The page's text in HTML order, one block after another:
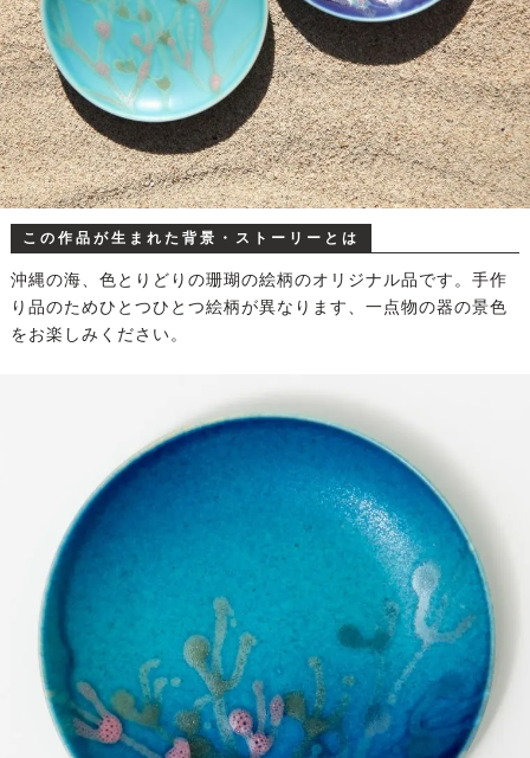
この作品が生まれた背景・ストーリーとは
沖縄の海、色とりどりの珊瑚の絵柄のオリジナル品です。手作
り品のためひとつひとつ絵柄が異なります、一点物の器の景色
をお楽しみください。